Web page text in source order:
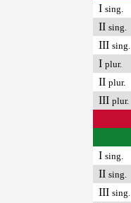
I sing.
II sing.
III sing.
I plur.
II plur.
III plur.
I sing.
II sing.
III sing.